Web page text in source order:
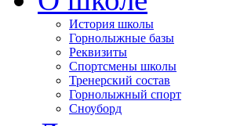
История школы
Горнолыжные базы
Реквизиты
Спортсмены школы
Тренерский состав
Горнолыжный спорт
Сноуборд